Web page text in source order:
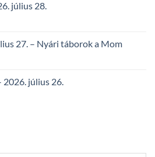
július 28.
27. – Nyári táborok a Mom
2026. július 26.